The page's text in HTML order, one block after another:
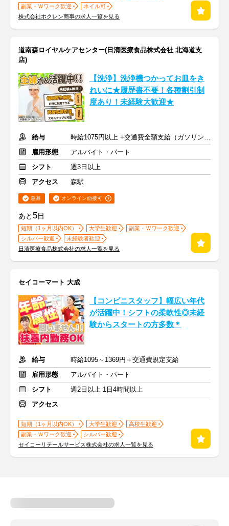
副業・Ｗワーク歓迎
ネイル可
株式会社ホクレン商事の求人一覧を見る
道南森ロイヤルケアセンター(日清医療食品株式会社 北海道支
店)
【洗浄】洗浄機つかってお皿をき
れいに★履歴書不要！各種割引制
度あり！未経験大歓迎★
給与
時給1075円以上 +交通費全額支給（ガソリン代も支給）
雇用形態
アルバイト・パート
シフト
週3日以上
アクセス
森駅
急募 オンライン面接可
あと 5日
短期（1ヶ月以内OK） 大学生歓迎
副業・Ｗワーク歓迎
シルバー歓迎
未経験者歓迎
日清医療食品株式会社の求人一覧を見る
セイコーマート 大成
【コンビニスタッフ】幅広い年代
が活躍中！シフトの柔軟性◎未経
験からスタートの方多数＊
給与
時給1095～1369円＋交通費規定支給
雇用形態
アルバイト・パート
シフト
週2日以上 1日4時間以上
アクセス
短期（1ヶ月以内OK） 大学生歓迎
高校生歓迎
副業・Ｗワーク歓迎
シルバー歓迎
セイコーリテールサービス株式会社の求人一覧を見る